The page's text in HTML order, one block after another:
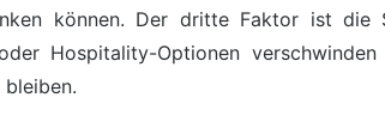
können. Der dritte Faktor ist
Hospitality-Optionen